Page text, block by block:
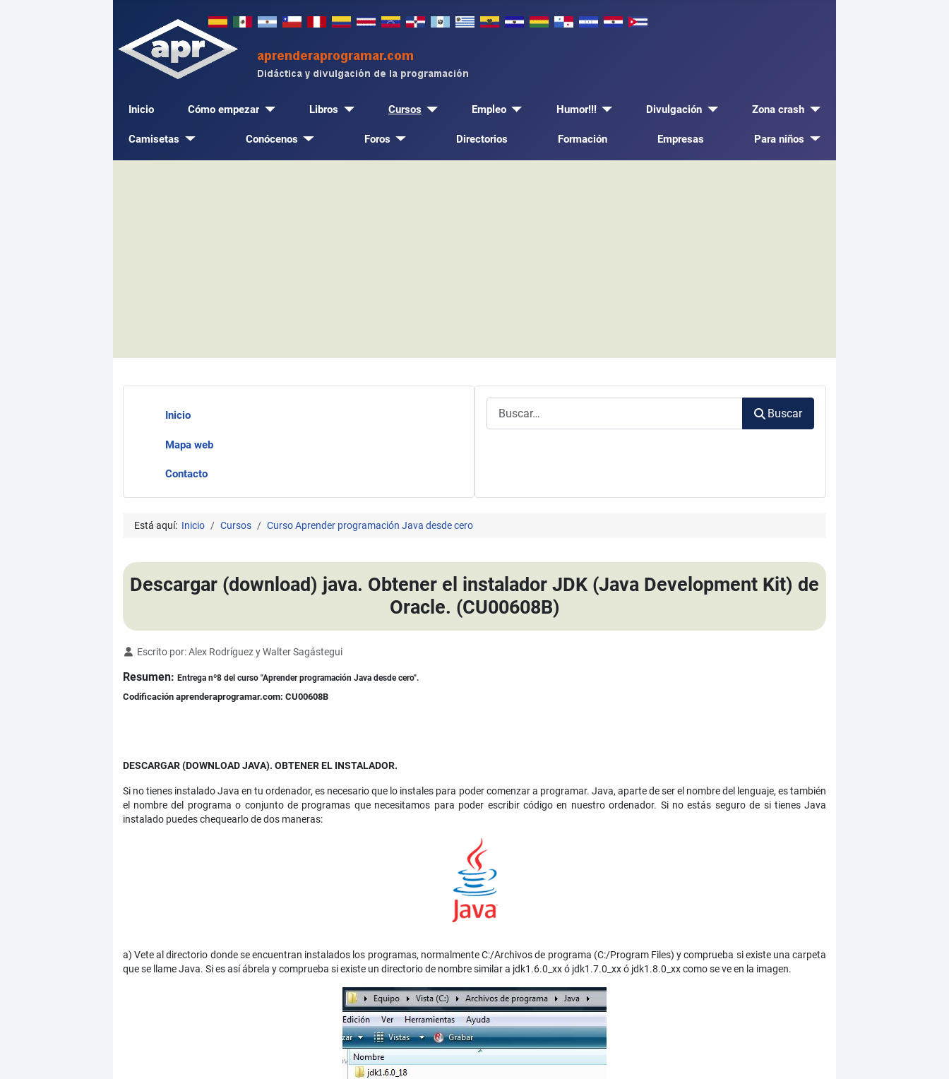
Inicio Cómo empezar Libros Cursos Empleo Humor!!! Divulgación Zona crash
Camisetas Conócenos Foros Directorios Formación Empresas Para niños
Inicio
Mapa web
Contacto
Buscar
Está aquí: Inicio Cursos Curso Aprender programación Java desde cero
Descargar (download) java. Obtener el instalador JDK (Java Development Kit) de
Oracle. (CU00608B)
Detalles
Escrito por:Alex Rodríguez y Walter Sagástegui
Resumen: Entrega nº8 del curso "Aprender programación Java desde cero".
Codificación aprenderaprogramar.com: CU00608B
DESCARGAR (DOWNLOAD JAVA). OBTENER EL INSTALADOR.
Si no tienes instalado Java en tu ordenador, es necesario que lo instales para poder comenzar a programar. Java, aparte de ser el nombre del lenguaje, es también
el nombre del programa o conjunto de programas que necesitamos para poder escribir código en nuestro ordenador. Si no estás seguro de si tienes Java
instalado puedes chequearlo de dos maneras:
a) Vete al directorio donde se encuentran instalados los programas, normalmente C:/Archivos de programa (C:/Program Files) y comprueba si existe una carpeta
que se llame Java. Si es así ábrela y comprueba si existe un directorio de nombre similar a jdk1.6.0_xx ó jdk1.7.0_xx ó jdk1.8.0_xx como se ve en la imagen.